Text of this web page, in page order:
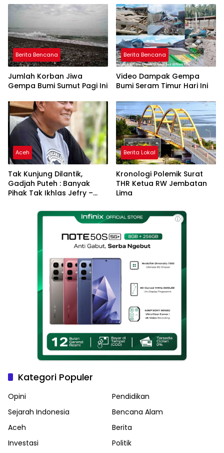
DAS
Berita Bencana
Jumlah Korban Jiwa
Gempa Bumi Sumut Pagi Ini
Berita Bencana
Video Dampak Gempa
Bumi Seram Timur Hari Ini
Aceh
Tak Kunjung Dilantik,
Gadjah Puteh : Banyak
Pihak Tak Ikhlas Jefry –
Berita Lokal
Kronologi Polemik Surat
THR Ketua RW Jembatan
Lima
ⓘ
Kategori Populer
Opini
Pendidikan
Sejarah Indonesia
Bencana Alam
Aceh
Berita
Investasi
Politik